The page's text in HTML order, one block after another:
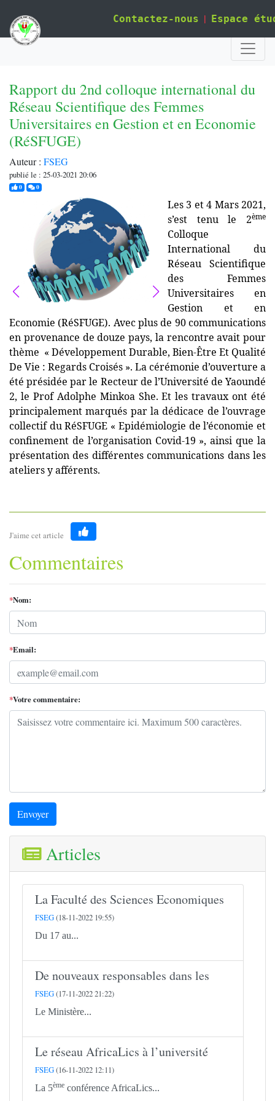
Contactez-nous | Espace
Rapport du 2nd colloque international du
Réseau Scientifique des Femmes
Universitaires en Gestion et en Economie
(RéSFUGE)
Auteur : FSEG
publié le : 25-03-2021 20:06
0j'aime0commentaires
Les 3 et 4 Mars 2021,
s’est tenu le 2ème
Colloque
International du
Réseau Scientifique
des Femmes
Universitaires en
Gestion et en
Economie (RéSFUGE). Avec plus de 90 communications
en provenance de douze pays, la rencontre avait pour
thème « Développement Durable, Bien-Être Et Qualité
De Vie : Regards Croisés ». La cérémonie d’ouverture a
été présidée par le Recteur de l’Université de Yaoundé
2, le Prof Adolphe Minkoa She. Et les travaux ont été
principalement marqués par la dédicace de l’ouvrage
collectif du RéSFUGE « Epidémiologie de l’économie et
confinement de l’organisation Covid-19 », ainsi que la
présentation des différentes communications dans les
ateliers y afférents.
J'aime cet article
Like
Commentaires
*Nom:
*Email:
*Votre commentaire:
Envoyer
Articles
La Faculté des Sciences Economiques
FSEG(18-11-2022 19:55)
Du 17 au...
De nouveaux responsables dans les
FSEG(17-11-2022 21:22)
Le Ministère...
Le réseau AfricaLics à l’université
FSEG(16-11-2022 12:11)
La 5ème conférence AfricaLics...